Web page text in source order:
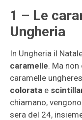
1 – Le
Ungheria
In Ungheria il
caramelle. Ma
caramelle
colorata e
chiamano,
sera del 24,